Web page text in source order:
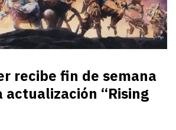
recibe fin de semana
“Rising